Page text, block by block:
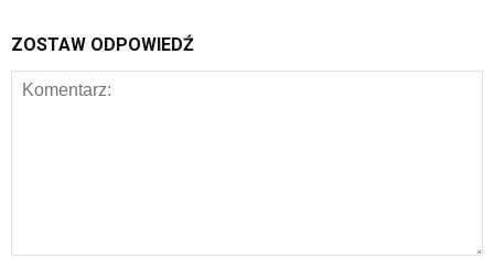
ZOSTAW ODPOWIEDŹ